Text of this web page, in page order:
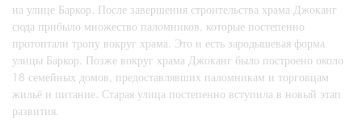
на улице Баркор. После завершения строительства храма Джоканг
сюда прибыло множество паломников, которые постепенно
протоптали тропу вокруг храма. Это и есть зародышевая форма
улицы Баркор. Позже вокруг храма Джоканг было построено около
18 семейных домов, предоставлявших паломникам и торговцам
жильё и питание. Старая улица постепенно вступила в новый этап
развития.